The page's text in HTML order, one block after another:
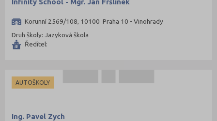
Infinity School - Mgr. Jan Fršlínek
Korunní 2569/108, 10100 Praha 10 - Vinohrady
Druh školy: Jazyková škola
Ředitel:
AUTOŠKOLY
Ing. Pavel Zych